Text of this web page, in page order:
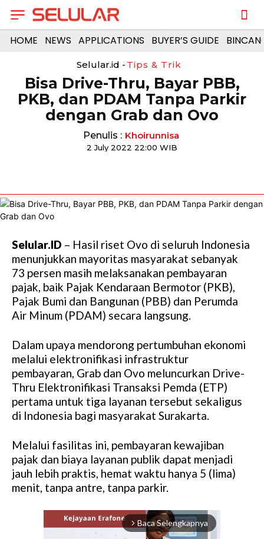
HOME NEWS APPLICATIONS BUYER’S GUIDE
Selular.id - Tips & Trik
Bisa Drive-Thru, Bayar PBB,
PKB, dan PDAM Tanpa Parkir
dengan Grab dan Ovo
Penulis : Khoirunnisa
2 July 2022 22:00 WIB
Selular.ID – Hasil riset Ovo di seluruh Indonesia
menunjukkan mayoritas masyarakat sebanyak
73 persen masih melaksanakan pembayaran
pajak, baik Pajak Kendaraan Bermotor (PKB),
Pajak Bumi dan Bangunan (PBB) dan Perumda
Air Minum (PDAM) secara langsung.
Dalam upaya mendorong pertumbuhan ekonomi
melalui elektronifikasi infrastruktur
pembayaran, Grab dan Ovo meluncurkan Drive-
Thru Elektronifikasi Transaksi Pemda (ETP)
pertama untuk tiga layanan tersebut sekaligus
di Indonesia bagi masyarakat Surakarta.
Melalui fasilitas ini, pembayaran kewajiban
pajak dan biaya layanan publik dapat menjadi
jauh lebih praktis, hemat waktu hanya 5 (lima)
menit, tanpa antre, tanpa parkir.
arrow_forward_ios Baca Selengkapnya